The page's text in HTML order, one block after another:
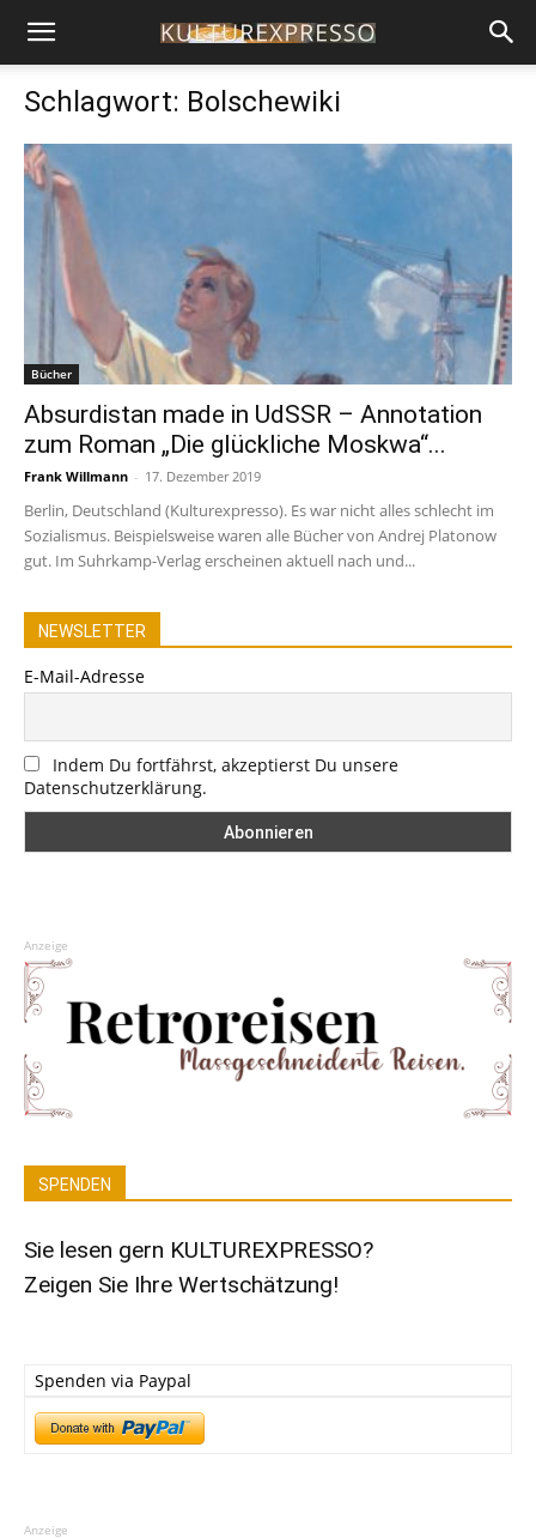
Schlagwort: Bolschewiki
Bücher
Absurdistan made in UdSSR – Annotation
zum Roman „Die glückliche Moskwa“...
Frank Willmann - 17. Dezember 2019
Berlin, Deutschland (Kulturexpresso). Es war nicht alles schlecht im
Sozialismus. Beispielsweise waren alle Bücher von Andrej Platonow
gut. Im Suhrkamp-Verlag erscheinen aktuell nach und...
NEWSLETTER
E-Mail-Adresse
Indem Du fortfährst, akzeptierst Du unsere
Datenschutzerklärung.
Anzeige
SPENDEN
Sie lesen gern KULTUREXPRESSO?
Zeigen Sie Ihre Wertschätzung!
Spenden via Paypal
Anzeige